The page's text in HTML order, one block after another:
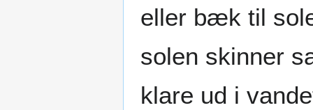
eller bæk til
solen skinner
klare ud i